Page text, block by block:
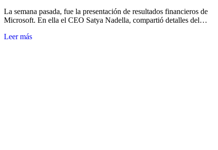
La semana pasada, fue la presentación de resultados financieros de
Microsoft. En ella el CEO Satya Nadella, compartió detalles del…
Leer más